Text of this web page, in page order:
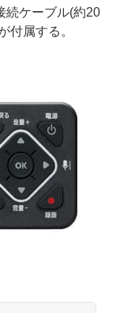
続ケーブル(約20
付属する。